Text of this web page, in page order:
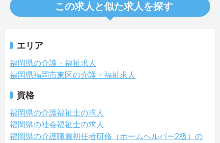
この求人と似た求人を探す
エリア
福岡県の介護・福祉求人
福岡県福岡市東区の介護・福祉求人
資格
福岡県の介護福祉士の求人
福岡県の社会福祉士の求人
福岡県の介護職員初任者研修（ホームヘルパー2級）の